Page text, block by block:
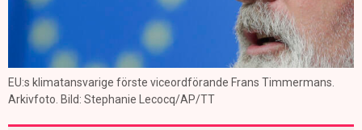
EU:s klimatansvarige förste viceordförande Frans Timmermans.
Arkivfoto. Bild: Stephanie Lecocq/AP/TT